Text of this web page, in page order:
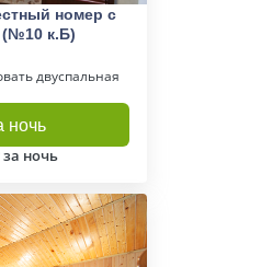
номер с
(№10 к.Б)
двуспальная
ночь
за ночь